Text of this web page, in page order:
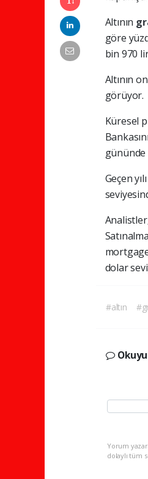
Altının
göre
bin 970
Altının
görüyor.
Küresel
Geçen
dolar
#altın
Yorum
dolaylı tüm